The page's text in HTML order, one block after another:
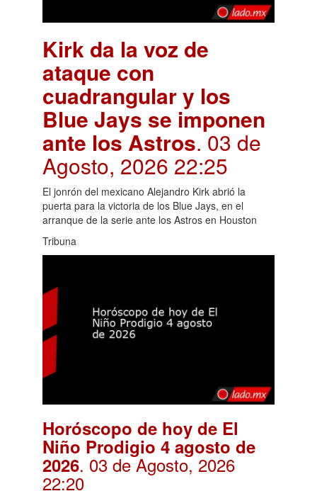
Kirk da la voz de
ataque con
cuadrangular y los
Blue Jays se imponen
ante los Astros. 03 de
Agosto, 2026 22:25
El jonrón del mexicano Alejandro Kirk abrió la
puerta para la victoria de los Blue Jays, en el
arranque de la serie ante los Astros en Houston
Tribuna
Horóscopo de hoy de El
Niño Prodigio 4 agosto de
2026. 03 de Agosto, 2026
22:20